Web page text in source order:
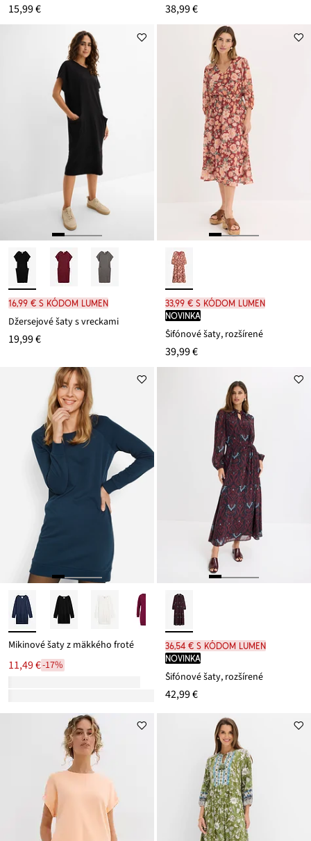
15,99 € 38,99 €
16,99 € s kódom LUMEN
Džersejové šaty s vreckami
19,99 €
33,99 € s kódom LUMEN
novinka
Šifónové šaty, rozšírené
39,99 €
Mikinové šaty z mäkkého froté
11,49 €-17%
36,54 € s kódom LUMEN
novinka
Šifónové šaty, rozšírené
42,99 €